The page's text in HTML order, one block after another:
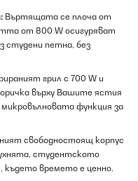
Въртящата се плоча от
от 800 W осигуряват
студени петна, без
грил с 700 W и
върху Вашите ястия
функция за
свободностоящ корпус
студентското
където времето е ценно.